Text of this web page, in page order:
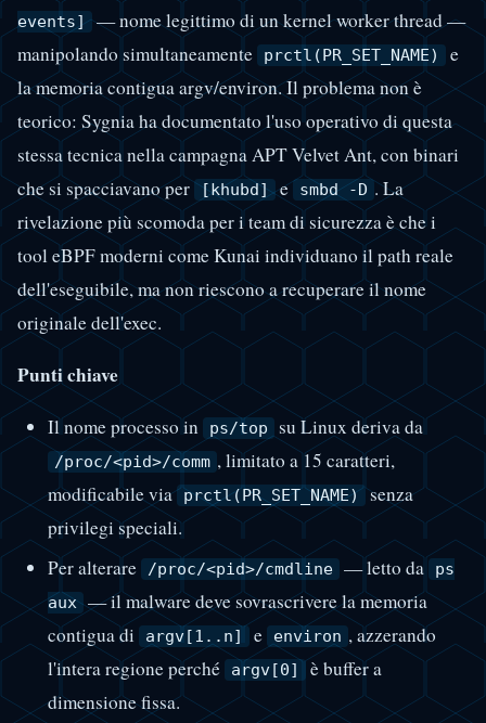
events] — nome legittimo di un kernel worker thread —
manipolando simultaneamente
prctl(PR_SET_NAME)
e
la memoria contigua argv/environ. Il problema non è
teorico: Sygnia ha documentato l'uso operativo di questa
stessa tecnica nella campagna APT Velvet Ant, con binari
che si spacciavano per [khubd] e smbd -D . La
rivelazione più scomoda per i team di sicurezza è che i
tool eBPF moderni come Kunai individuano il path reale
dell'eseguibile, ma non riescono a recuperare il nome
originale dell'exec.
Punti chiave
Il nome processo in ps/top su Linux deriva da
/proc/<pid>/comm , limitato a 15 caratteri,
modificabile via prctl(PR_SET_NAME) senza
privilegi speciali.
Per alterare
/proc/<pid>/cmdline — letto da
ps
aux — il malware deve sovrascrivere la memoria
contigua di
argv[1..n] e environ , azzerando
l'intera regione perché
argv[0] è buffer a
dimensione fissa.